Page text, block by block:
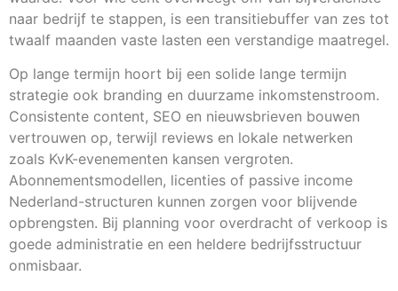
naar bedrijf te stappen, is een transitiebuffer van zes tot
twaalf maanden vaste lasten een verstandige maatregel.
Op lange termijn hoort bij een solide lange termijn
strategie ook branding en duurzame inkomstenstroom.
Consistente content, SEO en nieuwsbrieven bouwen
vertrouwen op, terwijl reviews en lokale netwerken
zoals KvK-evenementen kansen vergroten.
Abonnementsmodellen, licenties of passive income
Nederland-structuren kunnen zorgen voor blijvende
opbrengsten. Bij planning voor overdracht of verkoop is
goede administratie en een heldere bedrijfsstructuur
onmisbaar.